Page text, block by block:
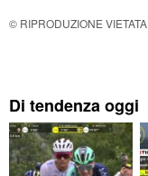
© RIPRODUZIONE VIETATA
Di tendenza oggi